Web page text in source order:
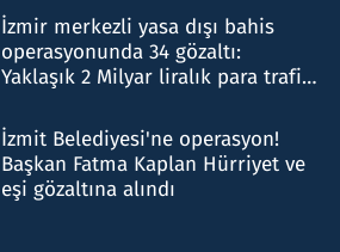
İzmir merkezli yasa dışı bahis
operasyonunda 34 gözaltı:
Yaklaşık 2 Milyar liralık para trafiği
İzmit Belediyesi'ne operasyon!
Başkan Fatma Kaplan Hürriyet ve
eşi gözaltına alındı